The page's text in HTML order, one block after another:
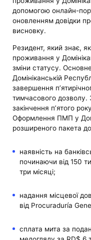
допомогою онлайн-
оновленням довідки
висновку.
Резидент, який знає,
проживання у
зміни статусу.
Домініканській
завершення
тимчасового дозволу.
закінчення п’ятого
Оформлення ПМП у
розширеного пакета
наявність на
починаючи від 150
три місяці;
надання місцевої
від Procuraduría
сплата мита за